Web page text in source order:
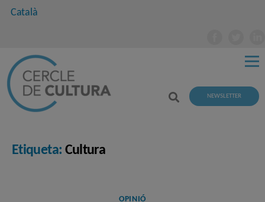
Català
NEWSLETTER
Etiqueta: Cultura
Categories
OPINIÓ